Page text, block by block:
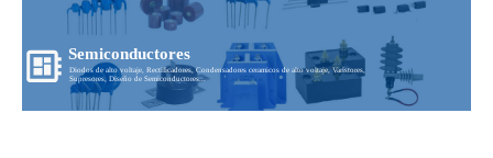
Semiconductores
Diodos de alto voltaje, Rectificadores, Condensadores ceramicos de alto voltaje, Varistores,
Supresores, Diseño de Semiconductores...